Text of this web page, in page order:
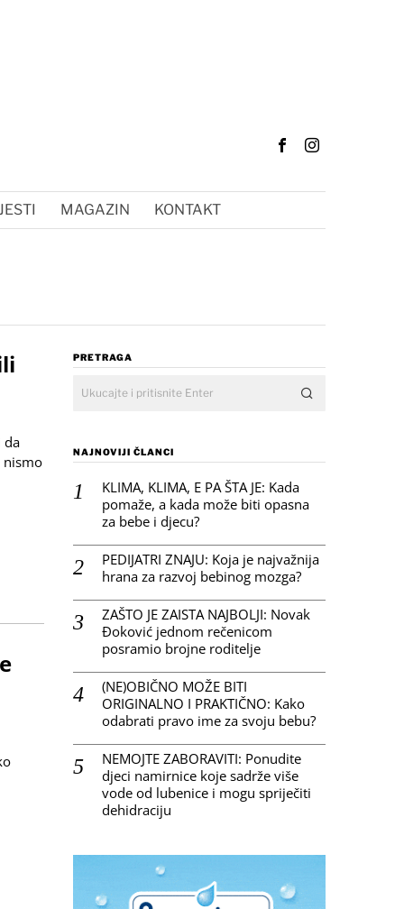
MAGAZIN KONTAKT
da
nismo
PRETRAGA
NAJNOVIJI ČLANCI
KLIMA, KLIMA, E PA ŠTA JE: Kada
pomaže, a kada može biti opasna
za bebe i djecu?
PEDIJATRI ZNAJU: Koja je najvažnija
hrana za razvoj bebinog mozga?
ZAŠTO JE ZAISTA NAJBOLJI: Novak
Đoković jednom rečenicom
posramio brojne roditelje
(NE)OBIČNO MOŽE BITI
ORIGINALNO I PRAKTIČNO: Kako
odabrati pravo ime za svoju bebu?
NEMOJTE ZABORAVITI: Ponudite
djeci namirnice koje sadrže više
vode od lubenice i mogu spriječiti
dehidraciju